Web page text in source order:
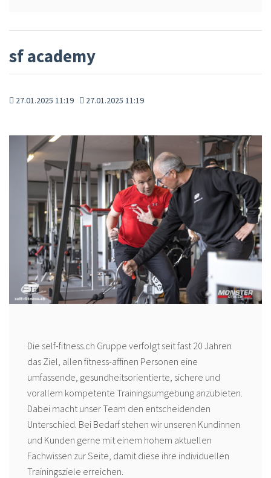
sf academy
27.01.2025 11:19 27.01.2025 11:19
Die self-fitness.ch Gruppe verfolgt seit fast 20 Jahren
das Ziel, allen fitness-affinen Personen eine
umfassende, gesundheitsorientierte, sichere und
vorallem kompetente Trainingsumgebung anzubieten.
Dabei macht unser Team den entscheidenden
Unterschied. Bei Bedarf stehen wir unseren Kundinnen
und Kunden gerne mit einem hohem aktuellen
Fachwissen zur Seite, damit diese ihre individuellen
Trainingsziele erreichen.